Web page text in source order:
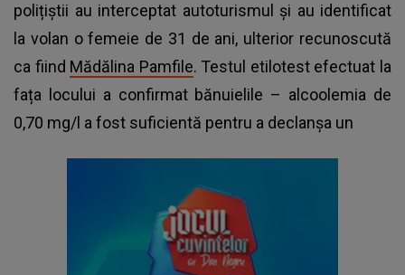
polițiștii au interceptat autoturismul și au identificat
la volan o femeie de 31 de ani, ulterior recunoscută
ca fiind Mădălina Pamfile. Testul etilotest efectuat la
fața locului a confirmat bănuielile – alcoolemia de
0,70 mg/l a fost suficientă pentru a declanșa un